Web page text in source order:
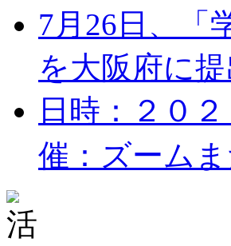
7月26日、「
を大阪府に
日時：２０
催：ズーム